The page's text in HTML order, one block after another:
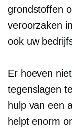
grondstoffen
veroorzaken
ook uw
Er hoeven
tegenslagen
hulp van een
helpt enorm